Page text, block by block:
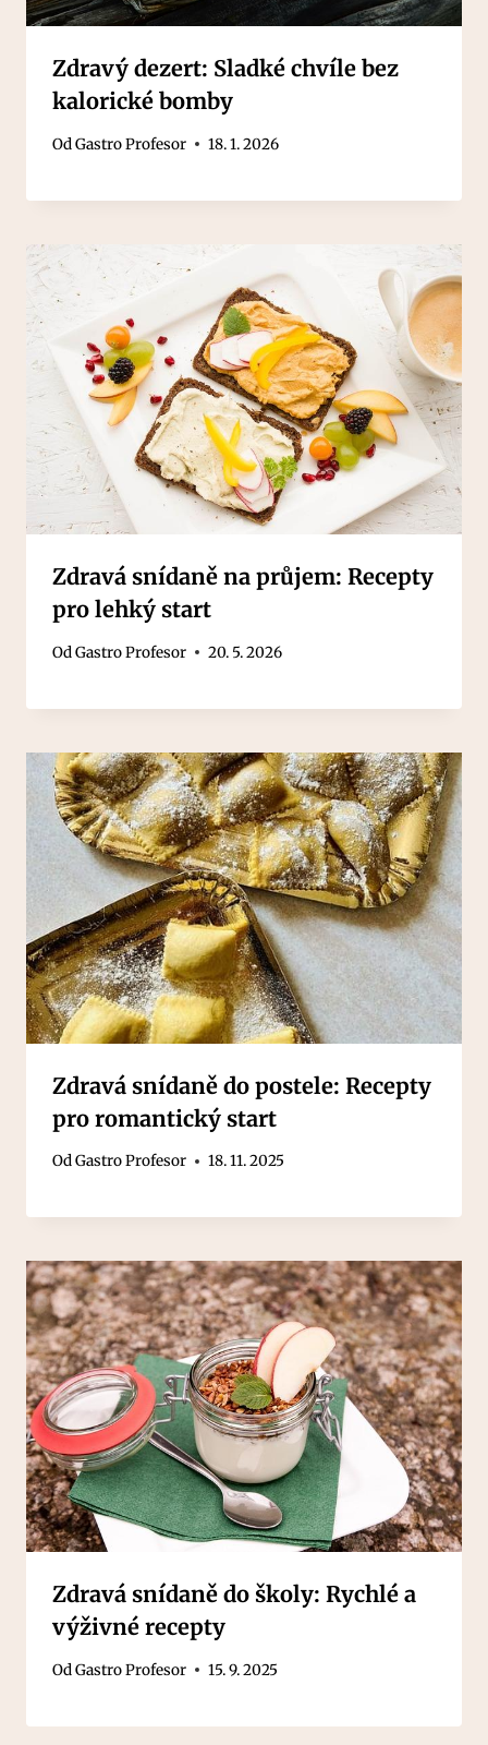
Zdravý dezert: Sladké chvíle bez
kalorické bomby
OdGastro Profesor 18. 1. 2026
Zdravá snídaně na průjem: Recepty
pro lehký start
OdGastro Profesor 20. 5. 2026
Zdravá snídaně do postele: Recepty
pro romantický start
OdGastro Profesor 18. 11. 2025
Zdravá snídaně do školy: Rychlé a
výživné recepty
OdGastro Profesor 15. 9. 2025